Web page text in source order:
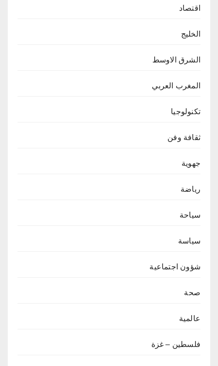
اقتصاد
الخليج
الشرق الاوسط
المغرب العربي
تكنولوجيا
ثقافة وفن
جهوية
رياضة
سياحة
سياسة
شؤون اجتماعية
صحة
عالمية
فلسطين – غزة